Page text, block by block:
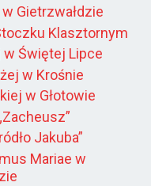
Gietrzwałdzie
Klasztornym
w Świętej Lipce
w Krośnie
w Głotowie
Jakuba”
Mariae w